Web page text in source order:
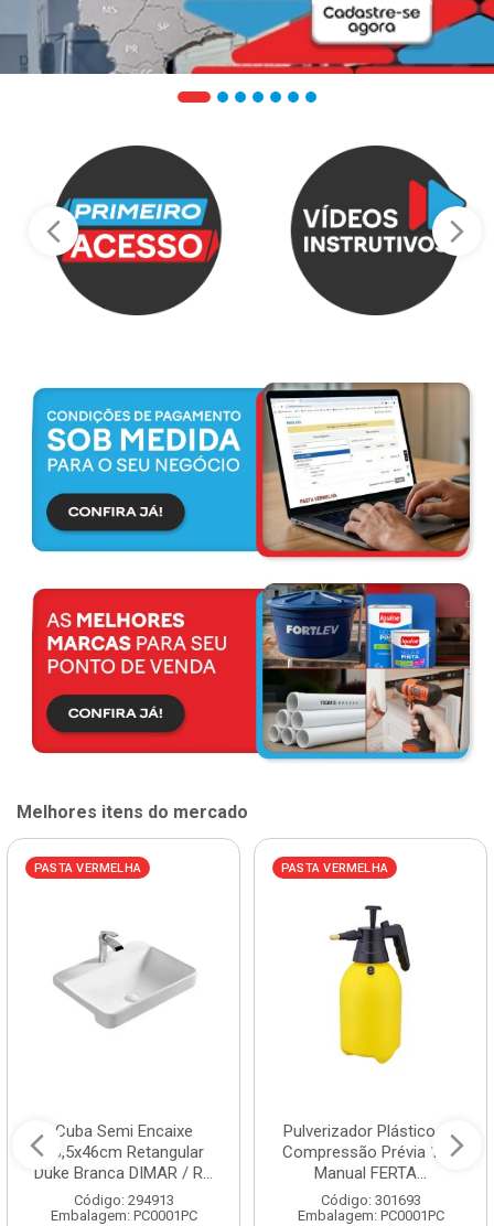
Melhores itens do mercado
PASTA VERMELHA
Cuba Semi Encaixe
58,5x46cm Retangular
Duke Branca DIMAR / R...
Código: 294913
Embalagem: PC0001PC
PASTA VERMELHA
Pulverizador Plástico de
Compressão Prévia 1,5L
Manual FERTA...
Código: 301693
Embalagem: PC0001PC